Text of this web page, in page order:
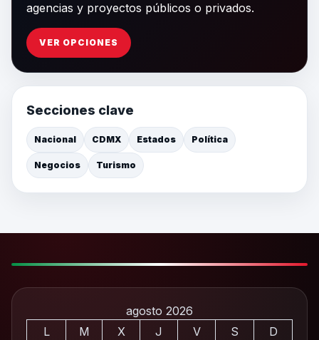
agencias y proyectos públicos o privados.
VER OPCIONES
Secciones clave
Nacional CDMX Estados Política
Negocios Turismo
agosto 2026
L
M X J V S
D